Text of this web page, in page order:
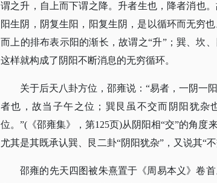
谓之升，自上而下谓之降。升者生也，降者消也
阳生阴，阴复生阳，阳复生阴，是以循环而无穷
而上的排布表示阳的渐长，故谓之“升”；巽、坎
这样就构成了阴阳不断消息的无穷循环。
关于后天八卦方位，邵雍说：“易者，一阴一
者也，故当子午之位；巽艮虽不交而阴阳犹杂
位。”(《邵雍集》，第125页)从阴阳相“交”的角度
尤其是其既承认巽、艮二卦“阴阳犹杂”，又说其“
邵雍的先天四图被朱熹置于《周易本义》卷